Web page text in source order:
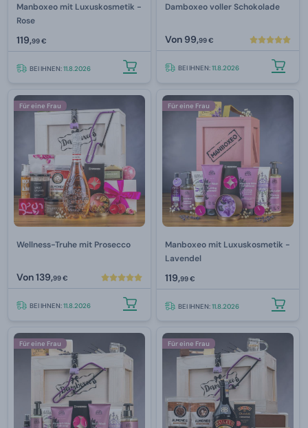
Manboxeo mit Luxuskosmetik -
Rose
119,99 €
BEI IHNEN:11.8.2026
Damboxeo voller Schokolade
Von 99,99 €
BEI IHNEN:11.8.2026
Für eine Frau
Wellness-Truhe mit Prosecco
Von139,99 €
BEI IHNEN:11.8.2026
Für eine Frau
Manboxeo mit Luxuskosmetik -
Lavendel
119,99 €
BEI IHNEN:11.8.2026
Für eine Frau Für eine Frau